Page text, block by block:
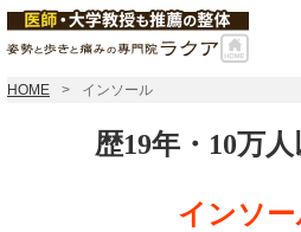
HOME インソール
歴19年・10万
インソー